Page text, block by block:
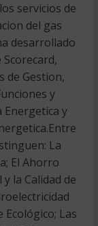
servicios de
del gas
desarrollado
de Gestion,
y
Energetica y
La
El Ahorro
y la Calidad de
Las